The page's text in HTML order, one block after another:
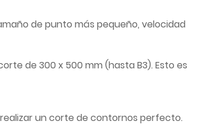
de punto más pequeño, velocidad
de 300 x 500 mm (hasta B3). Esto es
un corte de contornos perfecto.